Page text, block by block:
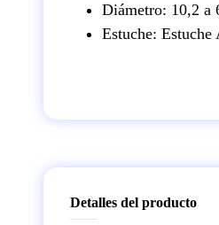
Diámetro: 10,2 a
Estuche:
Detalles del producto